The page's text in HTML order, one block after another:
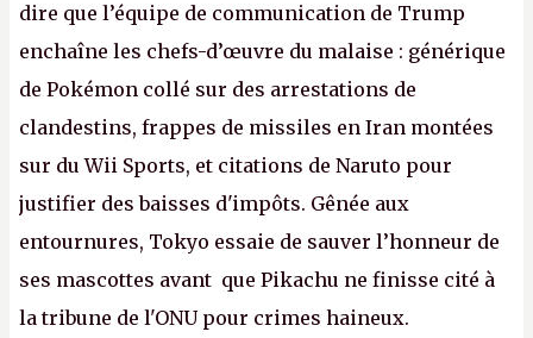
dire que l’équipe de communication de Trump
enchaîne les chefs-d’œuvre du malaise : générique
de Pokémon collé sur des arrestations de
clandestins, frappes de missiles en Iran montées
sur du Wii Sports, et citations de Naruto pour
justifier des baisses d'impôts. Gênée aux
entournures, Tokyo essaie de sauver l’honneur de
ses mascottes avant que Pikachu ne finisse cité à
la tribune de l'ONU pour crimes haineux.